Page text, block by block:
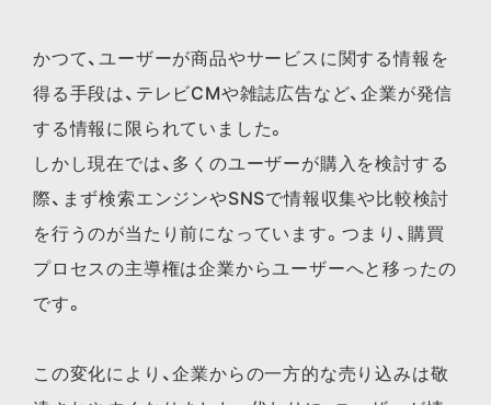
かつて、ユーザーが商品やサービスに関する情報を
得る手段は、テレビCMや雑誌広告など、企業が発信
する情報に限られていました。
しかし現在では、多くのユーザーが購入を検討する
際、まず検索エンジンやSNSで情報収集や比較検討
を行うのが当たり前になっています。つまり、購買
プロセスの主導権は企業からユーザーへと移ったの
です。
この変化により、企業からの一方的な売り込みは敬